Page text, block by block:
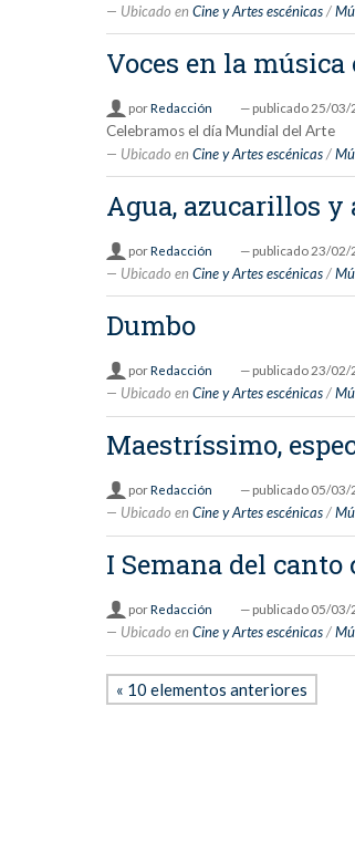
Ubicado en Cine y Artes escénicas /
Voces en la música
porRedacción — publicado25/03/
Celebramos el día Mundial del Arte
Ubicado en Cine y Artes escénicas /
Agua, azucarillos y
porRedacción — publicado23/02/
Ubicado en Cine y Artes escénicas /
Dumbo
porRedacción — publicado23/02/
Ubicado en Cine y Artes escénicas /
Maestríssimo,
porRedacción — publicado05/03/
Ubicado en Cine y Artes escénicas /
I Semana del canto
porRedacción — publicado05/03/
Ubicado en Cine y Artes escénicas /
« 10 elementos anteriores